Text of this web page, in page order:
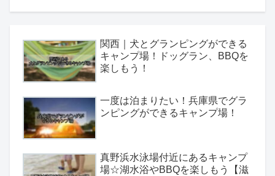
関西｜犬とグランピングができる
キャンプ場！ドッグラン、BBQを
楽しもう！
一度は泊まりたい！兵庫県でグラ
ンピングができるキャンプ場！
真野浜水泳場付近にあるキャンプ
場☆湖水浴やBBQを楽しもう【滋